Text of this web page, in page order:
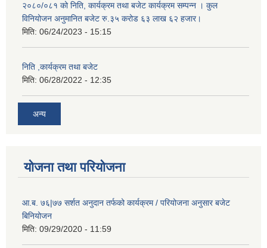
२०८०/०८१ को निति, कार्यक्रम तथा बजेट कार्यक्रम सम्पन्न । कुल
विनियोजन अनुमानित बजेट रु.३५ करोड ६३ लाख ६२ हजार।
मिति: 06/24/2023 - 15:15
निति ,कार्यक्रम तथा बजेट
मिति: 06/28/2022 - 12:35
अन्य
योजना तथा परियोजना
आ.ब. ७६|७७ सर्शत अनुदान तर्फको कार्यक्रम / परियोजना अनुसार बजेट
बिनियोजन
मिति: 09/29/2020 - 11:59